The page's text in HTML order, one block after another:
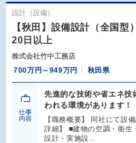
設計（設備）
【秋田】設備設計（全国
20日以上
株式会社竹中工務店
700万円～949万円
秋田県
仕事
内容
先進的な技術や省エネ技
われる環境があります！
【職務概要】 同社にて設
詳細】 ■建物の空調・衛生
設計・実施設…